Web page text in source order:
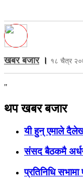
खबर बजार। १८ चैत्र
"
थप खबर बजार
यी हुन् एमाले
संसद बैठकमै
प्रतिनिधि